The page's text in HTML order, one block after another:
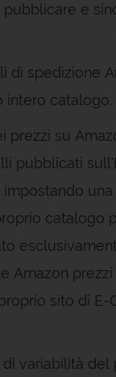
e
di spedizione
intero catalogo.
prezzi su
pubblicati
catalogo
Amazon
sito di
variabilità